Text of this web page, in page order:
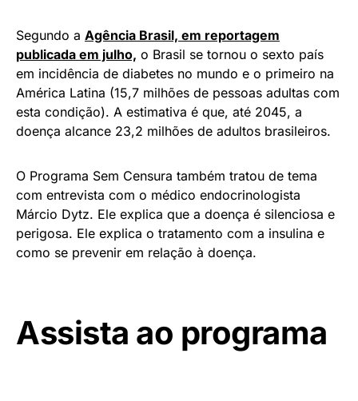
Segundo a Agência Brasil, em reportagem
publicada em julho, o Brasil se tornou o sexto país
em incidência de diabetes no mundo e o primeiro na
América Latina (15,7 milhões de pessoas adultas com
esta condição). A estimativa é que, até 2045, a
doença alcance 23,2 milhões de adultos brasileiros.
O Programa Sem Censura também tratou de tema
com entrevista com o médico endocrinologista
Márcio Dytz. Ele explica que a doença é silenciosa e
perigosa. Ele explica o tratamento com a insulina e
como se prevenir em relação à doença.
Assista ao programa